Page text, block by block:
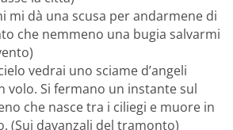
mi dà una scusa per andarmene di
che nemmeno una bugia salvarmi
vedrai uno sciame d’angeli
volo. Si fermano un instante sul
che nasce tra i ciliegi e muore in
(Sui davanzali del tramonto)